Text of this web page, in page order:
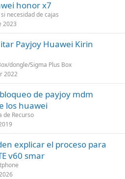
honor x7
necesidad de cajas
2023
a
s
Payjoy Huawei Kirin
dongle/Sigma Plus Box
2022
a
de payjoy mdm
los huawei
de Recurso
explicar el proceso para
v60 smar